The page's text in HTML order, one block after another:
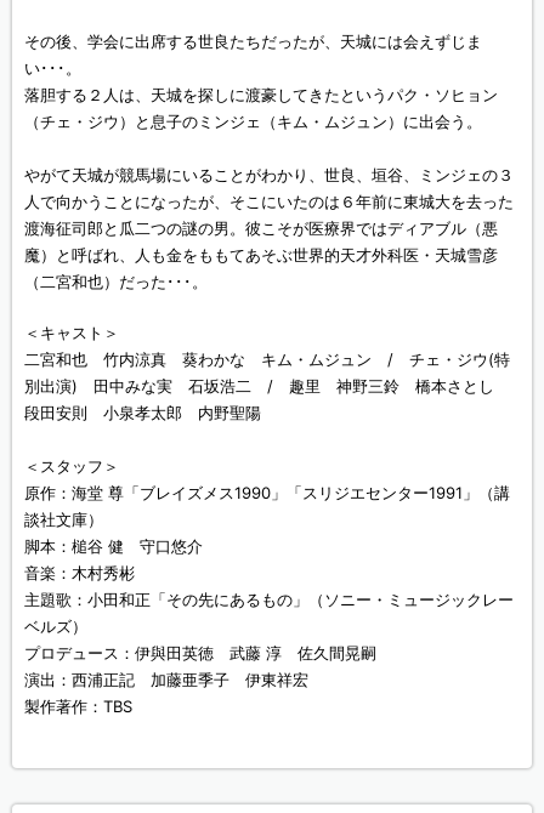
その後、学会に出席する世良たちだったが、天城には会えずじま
い･･･。
落胆する２人は、天城を探しに渡豪してきたというパク・ソヒョン
（チェ・ジウ）と息子のミンジェ（キム・ムジュン）に出会う。
やがて天城が競馬場にいることがわかり、世良、垣谷、ミンジェの３
人で向かうことになったが、そこにいたのは６年前に東城大を去った
渡海征司郎と瓜二つの謎の男。彼こそが医療界ではディアブル（悪
魔）と呼ばれ、人も金をももてあそぶ世界的天才外科医・天城雪彦
（二宮和也）だった･･･。
＜キャスト＞
二宮和也 竹内涼真 葵わかな キム・ムジュン / チェ・ジウ(特
別出演) 田中みな実 石坂浩二 / 趣里 神野三鈴 橋本さとし
段田安則 小泉孝太郎 内野聖陽
＜スタッフ＞
原作：海堂 尊「ブレイズメス1990」「スリジエセンター1991」（講
談社文庫）
脚本：槌谷 健 守口悠介
音楽：木村秀彬
主題歌：小田和正「その先にあるもの」（ソニー・ミュージックレー
ベルズ）
プロデュース：伊與田英徳 武藤 淳 佐久間晃嗣
演出：西浦正記 加藤亜季子 伊東祥宏
製作著作：TBS